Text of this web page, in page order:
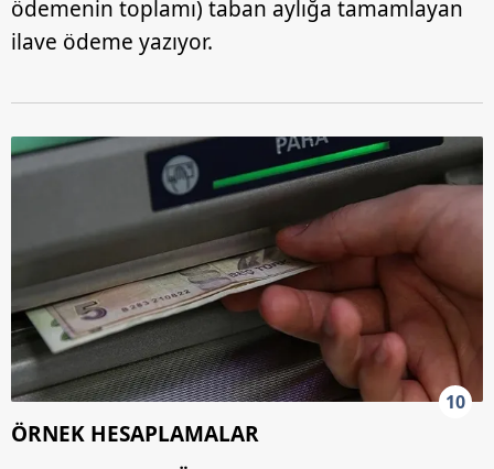
ödemenin toplamı) taban aylığa tamamlayan
ilave ödeme yazıyor.
10
ÖRNEK HESAPLAMALAR